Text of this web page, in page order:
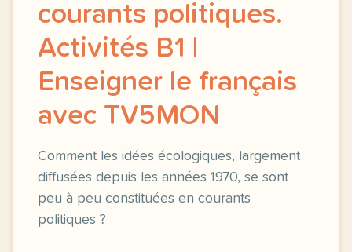
courants politiques.
Activités B1 |
Enseigner le français
avec TV5MON
Comment les idées écologiques, largement
diffusées depuis les années 1970, se sont
peu à peu constituées en courants
politiques ?